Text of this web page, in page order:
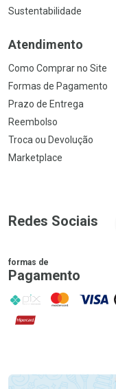
Sustentabilidade
Atendimento
Como Comprar no Site
Formas de Pagamento
Prazo de Entrega
Reembolso
Troca ou Devolução
Marketplace
Redes Sociais
formas de
Pagamento
PIX MasterCard
VISA
Hipercard
Promoção